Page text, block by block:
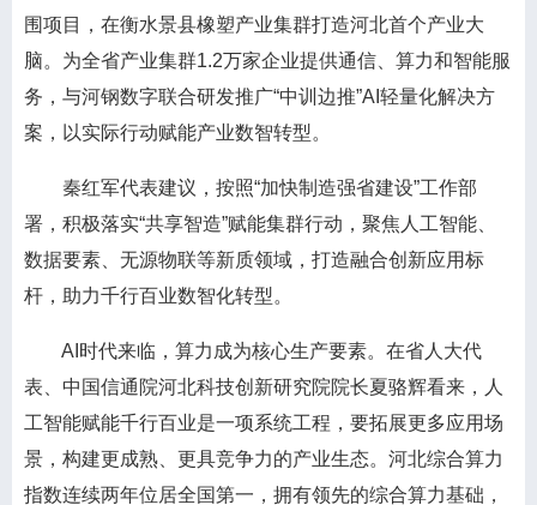
围项目，在衡水景县橡塑产业集群打造河北首个产业大
脑。为全省产业集群1.2万家企业提供通信、算力和智能服
务，与河钢数字联合研发推广“中训边推”AI轻量化解决方
案，以实际行动赋能产业数智转型。
秦红军代表建议，按照“加快制造强省建设”工作部
署，积极落实“共享智造”赋能集群行动，聚焦人工智能、
数据要素、无源物联等新质领域，打造融合创新应用标
杆，助力千行百业数智化转型。
AI时代来临，算力成为核心生产要素。在省人大代
表、中国信通院河北科技创新研究院院长夏骆辉看来，人
工智能赋能千行百业是一项系统工程，要拓展更多应用场
景，构建更成熟、更具竞争力的产业生态。河北综合算力
指数连续两年位居全国第一，拥有领先的综合算力基础，